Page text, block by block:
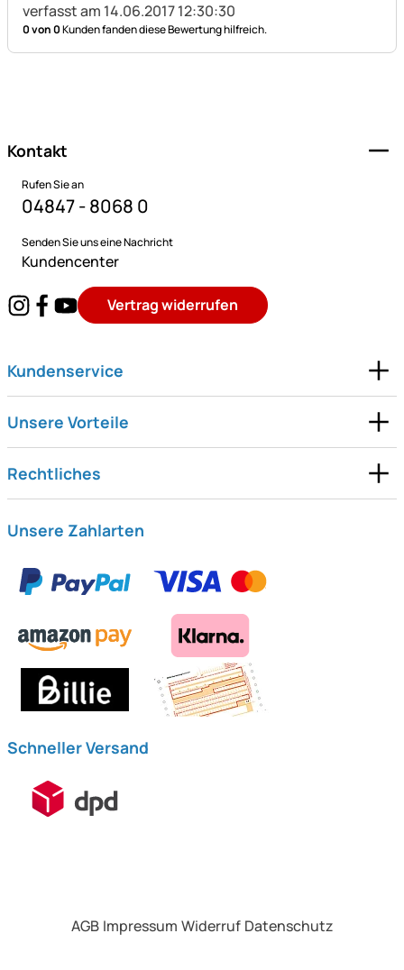
verfasst am 14.06.2017 12:30:30
0 von 0Kunden fanden diese Bewertung hilfreich.
Kontakt
Rufen Sie an
04847 - 8068 0
Senden Sie uns eine Nachricht
Kundencenter
Vertrag widerrufen
Kundenservice
Unsere Vorteile
Rechtliches
Unsere Zahlarten
Schneller Versand
AGB Impressum Widerruf Datenschutz